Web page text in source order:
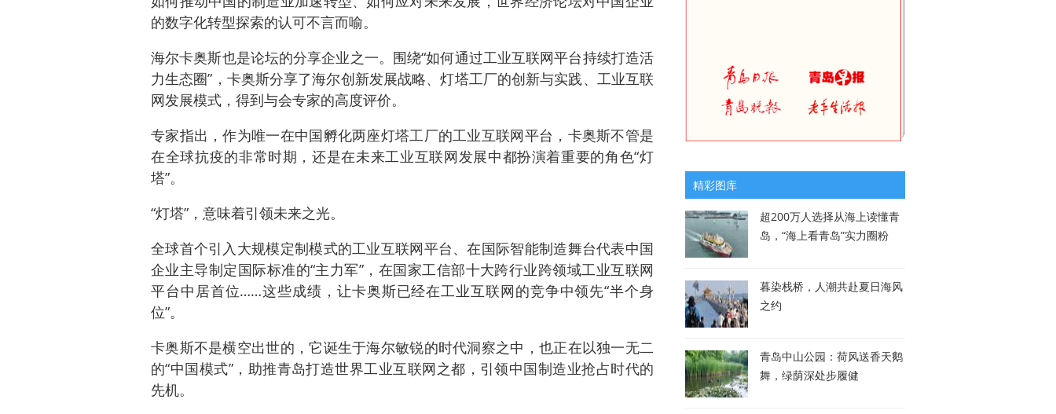
的数字化转型探索的认可不言而喻。
海尔卡奥斯也是论坛的分享企业之一。围绕“如何通过工业互联网平台持续打造活
力生态圈”，卡奥斯分享了海尔创新发展战略、灯塔工厂的创新与实践、工业互联
网发展模式，得到与会专家的高度评价。
专家指出，作为唯一在中国孵化两座灯塔工厂的工业互联网平台，卡奥斯不管是
在全球抗疫的非常时期，还是在未来工业互联网发展中都扮演着重要的角色“灯
塔”。
“灯塔”，意味着引领未来之光。
全球首个引入大规模定制模式的工业互联网平台、在国际智能制造舞台代表中国
企业主导制定国际标准的“主力军”，在国家工信部十大跨行业跨领域工业互联网
平台中居首位……这些成绩，让卡奥斯已经在工业互联网的竞争中领先“半个身
位”。
卡奥斯不是横空出世的，它诞生于海尔敏锐的时代洞察之中，也正在以独一无二
的“中国模式”，助推青岛打造世界工业互联网之都，引领中国制造业抢占时代的
先机。
精彩图库
超200万人选择从海上读懂青
岛，“海上看青岛”实力圈粉
暮染栈桥，人潮共赴夏日海风
之约
青岛中山公园：荷风送香天鹅
舞，绿荫深处步履健